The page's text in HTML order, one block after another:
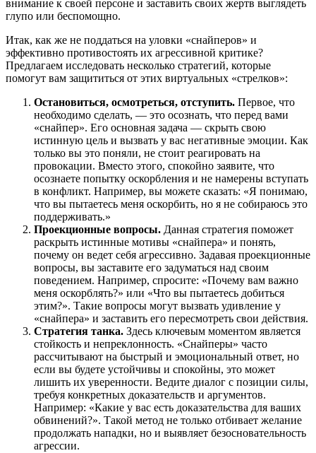
внимание к своей персоне и заставить своих жертв выглядеть
глупо или беспомощно.
Итак, как же не поддаться на уловки «снайперов» и
эффективно противостоять их агрессивной критике?
Предлагаем исследовать несколько стратегий, которые
помогут вам защититься от этих виртуальных «стрелков»:
Остановиться, осмотреться, отступить. Первое, что
необходимо сделать, — это осознать, что перед вами
«снайпер». Его основная задача — скрыть свою
истинную цель и вызвать у вас негативные эмоции. Как
только вы это поняли, не стоит реагировать на
провокации. Вместо этого, спокойно заявите, что
осознаете попытку оскорбления и не намерены вступать
в конфликт. Например, вы можете сказать: «Я понимаю,
что вы пытаетесь меня оскорбить, но я не собираюсь это
поддерживать.»
Проекционные вопросы. Данная стратегия поможет
раскрыть истинные мотивы «снайпера» и понять,
почему он ведет себя агрессивно. Задавая проекционные
вопросы, вы заставите его задуматься над своим
поведением. Например, спросите: «Почему вам важно
меня оскорблять?» или «Что вы пытаетесь добиться
этим?». Такие вопросы могут вызвать удивление у
«снайпера» и заставить его пересмотреть свои действия.
Стратегия танка. Здесь ключевым моментом является
стойкость и непреклонность. «Снайперы» часто
рассчитывают на быстрый и эмоциональный ответ, но
если вы будете устойчивы и спокойны, это может
лишить их уверенности. Ведите диалог с позиции силы,
требуя конкретных доказательств и аргументов.
Например: «Какие у вас есть доказательства для ваших
обвинений?». Такой метод не только отбивает желание
продолжать нападки, но и выявляет безосновательность
агрессии.